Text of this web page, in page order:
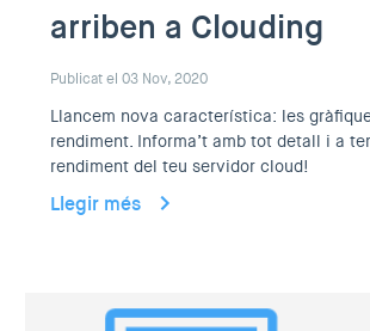
arriben a Clouding
Publicat el 03 Nov, 2020
Llancem nova característica: les
rendiment. Informa’t amb tot detall i a
rendiment del teu servidor cloud!
Llegir més